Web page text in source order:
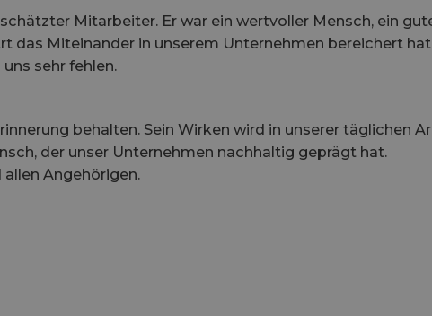
Mitarbeiter. Er war ein wertvoller Mensch, ein
das Miteinander in unserem Unternehmen bereichert
sehr fehlen.
behalten. Sein Wirken wird in unserer täglichen
der unser Unternehmen nachhaltig geprägt hat.
Angehörigen.